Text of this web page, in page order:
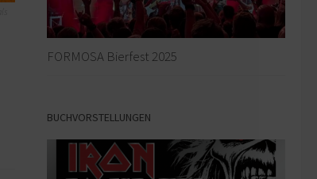
FORMOSA Bierfest 2025
BUCHVORSTELLUNGEN